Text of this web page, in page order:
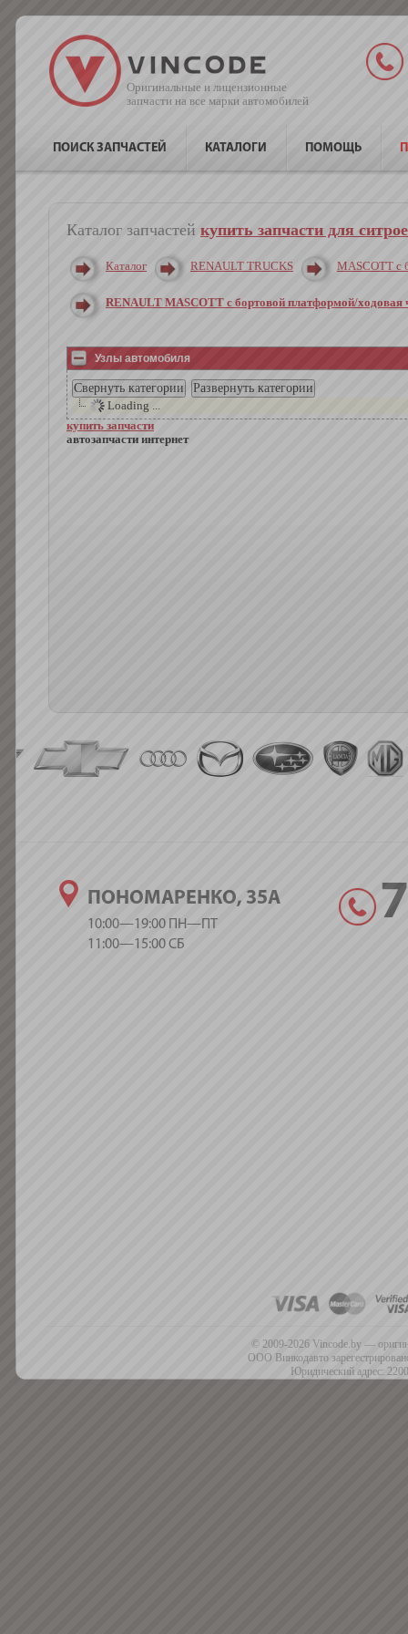
Оригинальные и лицензионные
запчасти на все марки автомобилей
ПОИСК ЗАПЧАСТЕЙ КАТАЛОГИ ПОМОЩЬ
Каталог запчастей купить запчасти для
Каталог RENAULT TRUCKS MASCOTT c
RENAULT MASCOTT c бортовой платформой/ходовая
Узлы автомобиля
Loading ...
купить запчасти
автозапчасти интернет
ПОНОМАРЕНКО, 35А
10:00—19:00 ПН—ПТ
11:00—15:00 СБ
© 2009-2026 Vincode.by —
ООО Винкодавто
Юридический адрес: